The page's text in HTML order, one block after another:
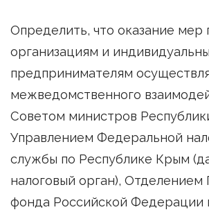
Определить, что оказание
организациям и
предпринимателям
межведомственного
Советом министров
Управлением Федеральной
службы по Республике Крым
налоговый орган), Отделением
фонда Российской Федерации